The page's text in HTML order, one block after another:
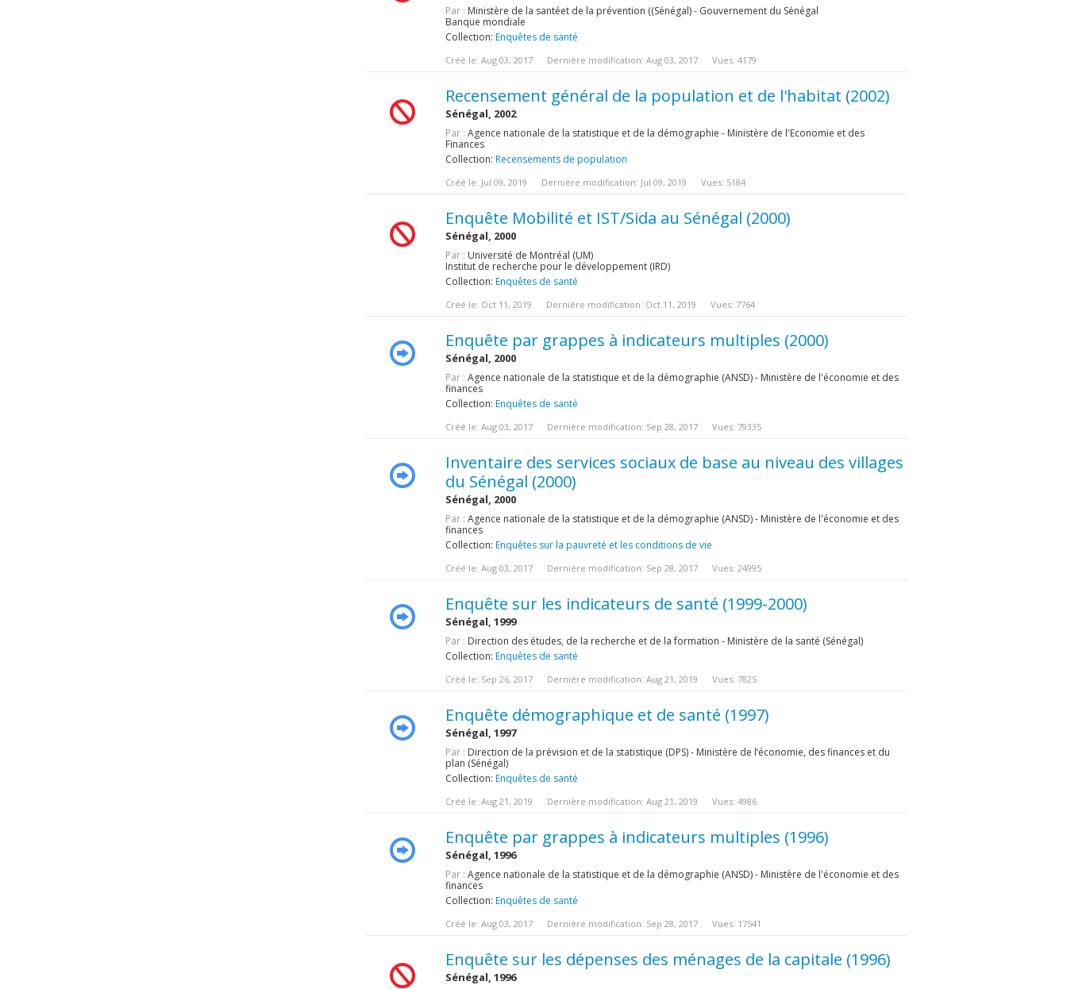
Par : Ministère de la santéet de la prévention ((Sénégal) - Gouvernement du Sénégal
Banque mondiale
Collection: Enquêtes de santé
Créé le: Aug 03, 2017 Dernière modification: Aug 03, 2017 Vues: 4179
Recensement général de la population et de l'habitat (2002)
Sénégal, 2002
Par : Agence nationale de la statistique et de la démographie - Ministère de l'Economie et des
Finances
Collection: Recensements de population
Créé le: Jul 09, 2019 Dernière modification: Jul 09, 2019 Vues: 5184
Enquête Mobilité et IST/Sida au Sénégal (2000)
Sénégal, 2000
Par : Université de Montréal (UM)
Institut de recherche pour le développement (IRD)
Collection: Enquêtes de santé
Créé le: Oct 11, 2019 Dernière modification: Oct 11, 2019 Vues: 7764
Enquête par grappes à indicateurs multiples (2000)
Sénégal, 2000
Par : Agence nationale de la statistique et de la démographie (ANSD) - Ministère de l'économie et des
finances
Collection: Enquêtes de santé
Créé le: Aug 03, 2017 Dernière modification: Sep 28, 2017 Vues: 79335
Inventaire des services sociaux de base au niveau des villages
du Sénégal (2000)
Sénégal, 2000
Par : Agence nationale de la statistique et de la démographie (ANSD) - Ministère de l'économie et des
finances
Collection: Enquêtes sur la pauvreté et les conditions de vie
Créé le: Aug 03, 2017 Dernière modification: Sep 28, 2017 Vues: 24995
Enquête sur les indicateurs de santé (1999-2000)
Sénégal, 1999
Par : Direction des études, de la recherche et de la formation - Ministère de la santé (Sénégal)
Collection: Enquêtes de santé
Créé le: Sep 26, 2017 Dernière modification: Aug 21, 2019 Vues: 7825
Enquête démographique et de santé (1997)
Sénégal, 1997
Par : Direction de la prévision et de la statistique (DPS) - Ministère de l’économie, des finances et du
plan (Sénégal)
Collection: Enquêtes de santé
Créé le: Aug 21, 2019 Dernière modification: Aug 21, 2019 Vues: 4986
Enquête par grappes à indicateurs multiples (1996)
Sénégal, 1996
Par : Agence nationale de la statistique et de la démographie (ANSD) - Ministère de l'économie et des
finances
Collection: Enquêtes de santé
Créé le: Aug 03, 2017 Dernière modification: Sep 28, 2017 Vues: 17541
Enquête sur les dépenses des ménages de la capitale (1996)
Sénégal, 1996